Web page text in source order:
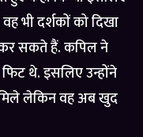
भी दर्शकों को दिखा
कर सकते हैं. कपिल ने
थे. इसलिए उन्होंने
लेकिन वह अब खुद